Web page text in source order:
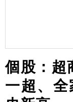
個股：超
一超、